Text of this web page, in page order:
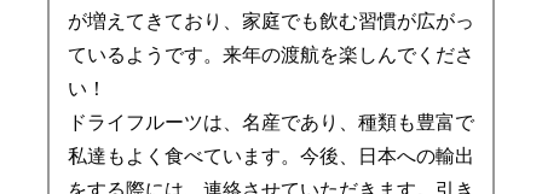
が増えてきており、家庭でも飲む習慣が広がっ
ているようです。来年の渡航を楽しんでくださ
い！
ドライフルーツは、名産であり、種類も豊富で
私達もよく食べています。今後、日本への輸出
をする際には、連絡させていただきます。引き